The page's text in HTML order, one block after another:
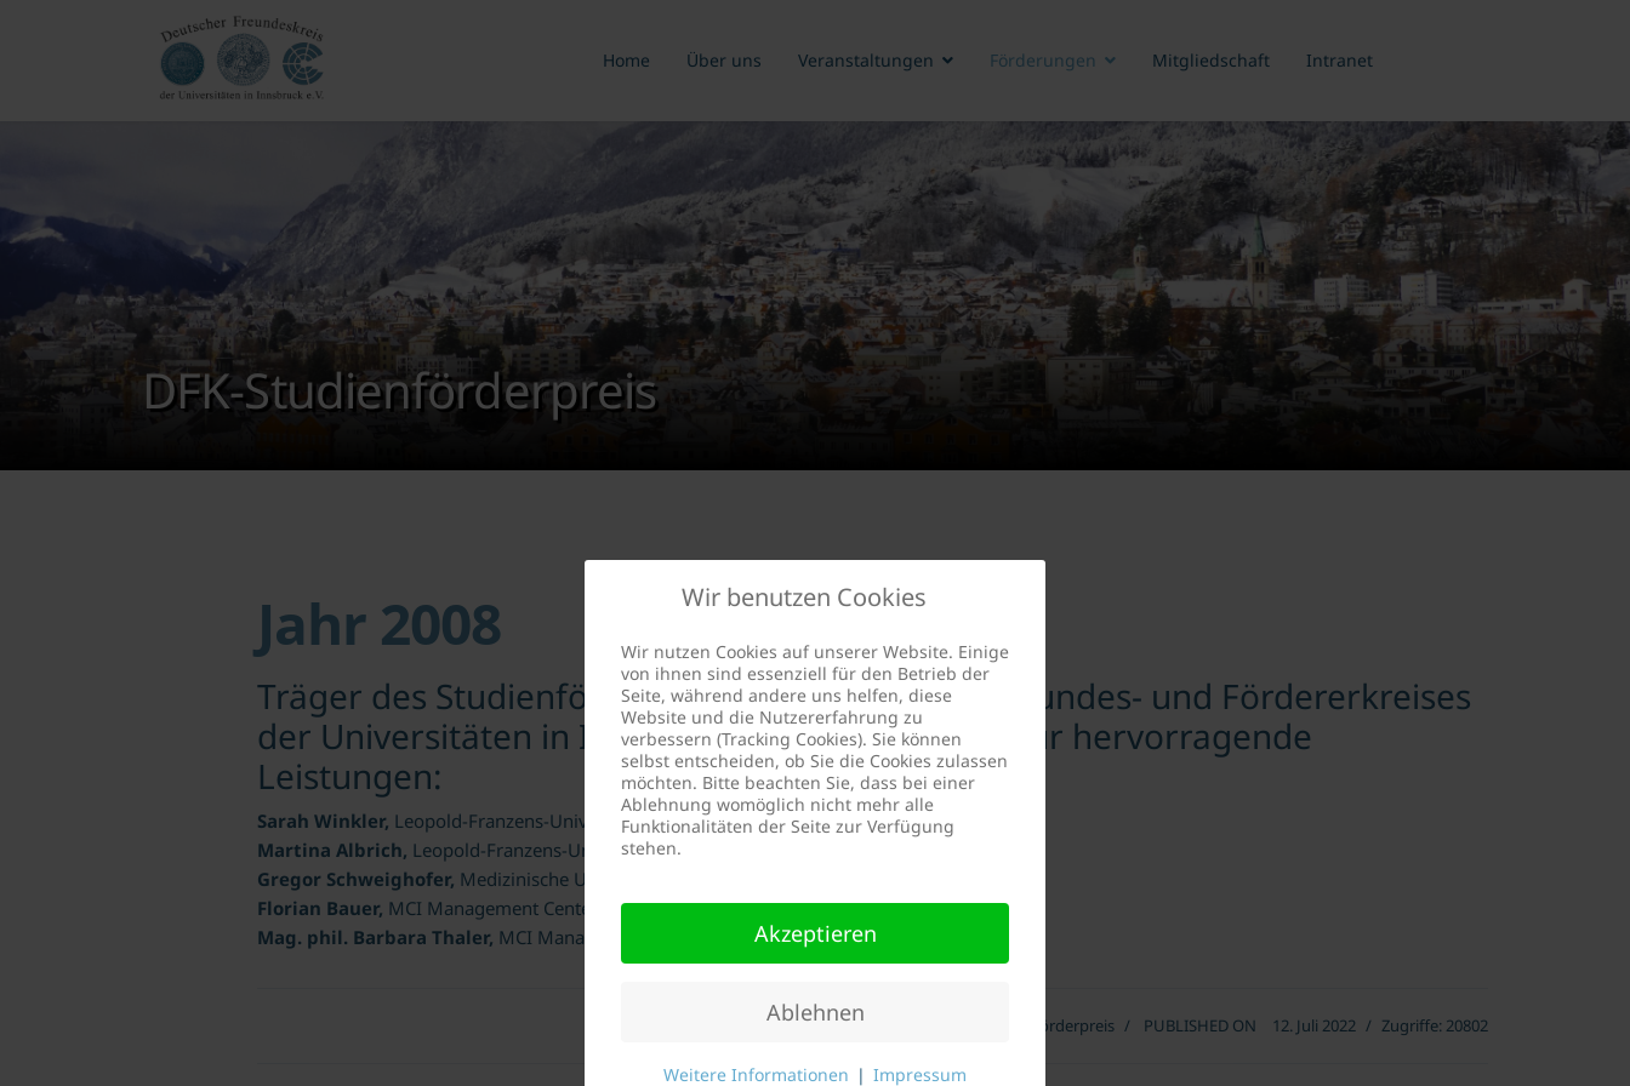
Home Über uns Veranstaltungen Förderungen Mitgliedschaft Intranet
DFK-Studienförderpreis
Jahr 2008
Träger des Studienförderpreis des Deutschen Freundes- und Fördererkreises
der Universitäten in Innsbruck e.V. im Jahr 2008 für hervorragende
Leistungen:
Sarah Winkler, Leopold-Franzens-Universität Innsbruck
Martina Albrich, Leopold-Franzens-Universität Innsbruck
Gregor Schweighofer, Medizinische Universität Innsbruck
Florian Bauer, MCI Management Center Innsbruck
Mag. phil. Barbara Thaler, MCI Management Center Innsbruck
DFK-Studienförderpreis PUBLISHED ON 12. Juli 2022 Zugriffe: 20802
Wir benutzen Cookies
Wir nutzen Cookies auf unserer Website. Einige
von ihnen sind essenziell für den Betrieb der
Seite, während andere uns helfen, diese
Website und die Nutzererfahrung zu
verbessern (Tracking Cookies). Sie können
selbst entscheiden, ob Sie die Cookies zulassen
möchten. Bitte beachten Sie, dass bei einer
Ablehnung womöglich nicht mehr alle
Funktionalitäten der Seite zur Verfügung
stehen.
Akzeptieren
Ablehnen
Weitere Informationen | Impressum